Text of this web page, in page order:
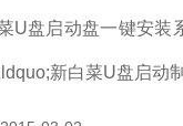
U盘启动盘一键安装
新白菜U盘启动